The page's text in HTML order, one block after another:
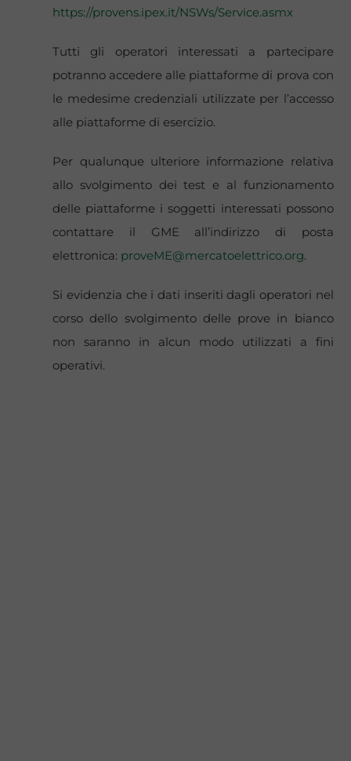
https://provens.ipex.it/NSWs/Service.asmx
Tutti gli operatori interessati a partecipare
potranno accedere alle piattaforme di prova con
le medesime credenziali utilizzate per l’accesso
alle piattaforme di esercizio.
Per qualunque ulteriore informazione relativa
allo svolgimento dei test e al funzionamento
delle piattaforme i soggetti interessati possono
contattare il GME all’indirizzo di posta
elettronica: proveME@mercatoelettrico.org.
Si evidenzia che i dati inseriti dagli operatori nel
corso dello svolgimento delle prove in bianco
non saranno in alcun modo utilizzati a fini
operativi.